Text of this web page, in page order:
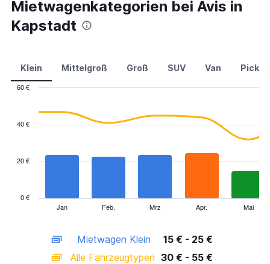
Mietwagenkategorien bei Avis in
Kapstadt
Klein Mittelgroß Groß SUV Van Pick-
has
displaying
categories.
Jan Feb. Mrz Apr. Mai
0 €
20 €
40 €
60 €
Mietwagen Klein
15 € - 25 €
Alle Fahrzeugtypen 30 € - 55 €